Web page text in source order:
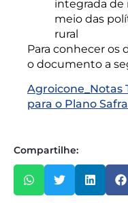
integrada de
meio das
rural
Para conhecer os
o documento a
Agroicone_Notas
para o Plano
Compartilhe: